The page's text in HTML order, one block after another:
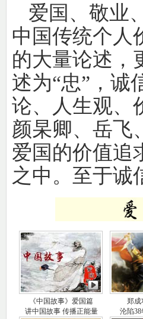
爱国、敬业
中国传统个人
的大量论述，
述为“忠”，诚
论、人生观、
颜杲卿、岳飞
爱国的价值追
之中。至于诚
《中国故事》爱国篇
讲中国故事 传播正能量
郑成
沦陷